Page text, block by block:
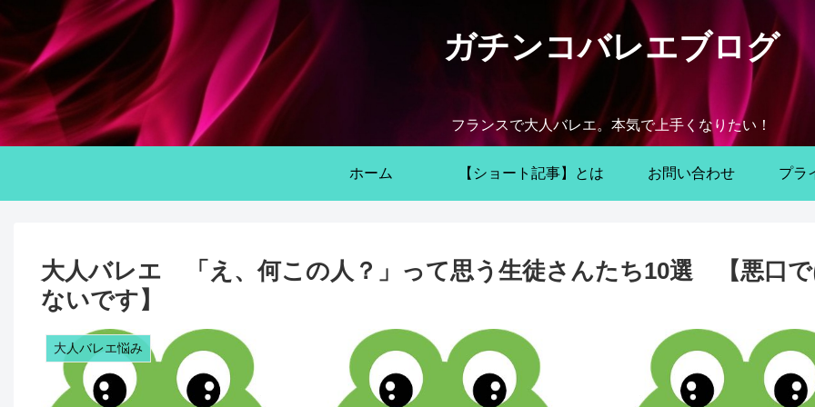
ガチンコバレエブログ
フランスで大人バレエ。本気で上手くなりたい！
ホーム 【ショート記事】とは お問い合わせ プラ
大人バレエ 「え、何この人？」って思う生徒さんたち10選 【悪口
ないです】
大人バレエ悩み